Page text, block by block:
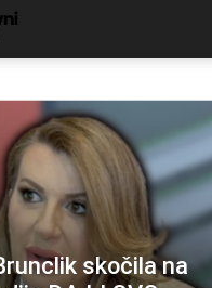
skočila na